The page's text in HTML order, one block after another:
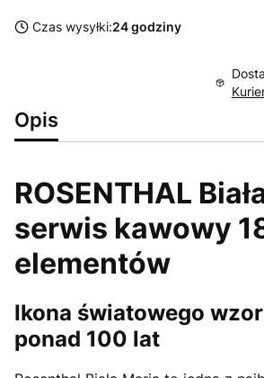
Czas wysyłki:24 godziny
Opis
ROSENTHAL
serwis kawowy
elementów
Ikona światowego
ponad 100 lat